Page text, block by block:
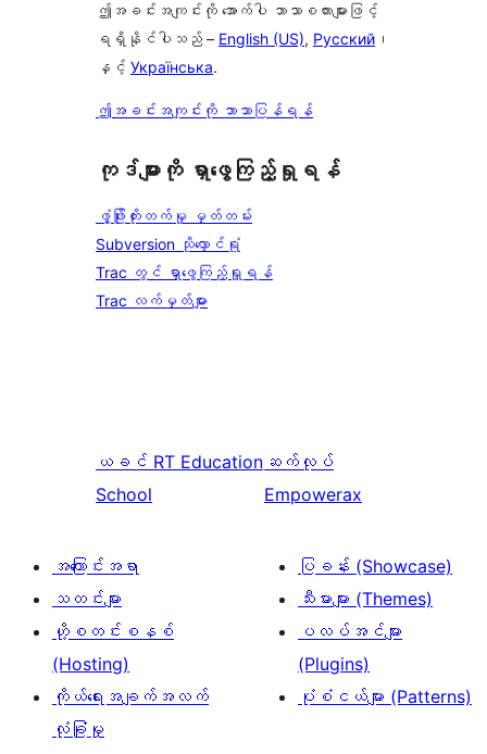
ဤအခင်းအကျင်းကို အောက်ပါ ဘာသာစကားများဖြင့်
ရရှိနိုင်ပါသည် – English (US), Русский ၊
နှင့် Українська.
ဤအခင်းအကျင်းကို ဘာသာပြန်ရန်
ကုဒ်များကို ရှာဖွေကြည့်ရှုရန်
ဖွံ့ဖြိုးတိုးတက်မှု မှတ်တမ်း
Subversion သိုလှောင်ရုံ
Trac တွင် ရှာဖွေကြည့်ရှုရန်
Trac လက်မှတ်များ
ယခင် RT Education
School
ဆက်လုပ်
Empowerax
အကြောင်းအရာ
သတင်းများ
ဟို့စတင်းစနစ်
(Hosting)
ကိုယ်ရေးအချက်အလက်
လုံခြုံမှု
ပြခန်း (Showcase)
သီးမားများ (Themes)
ပလပ်အင်များ
(Plugins)
ပုံစံငယ်များ (Patterns)